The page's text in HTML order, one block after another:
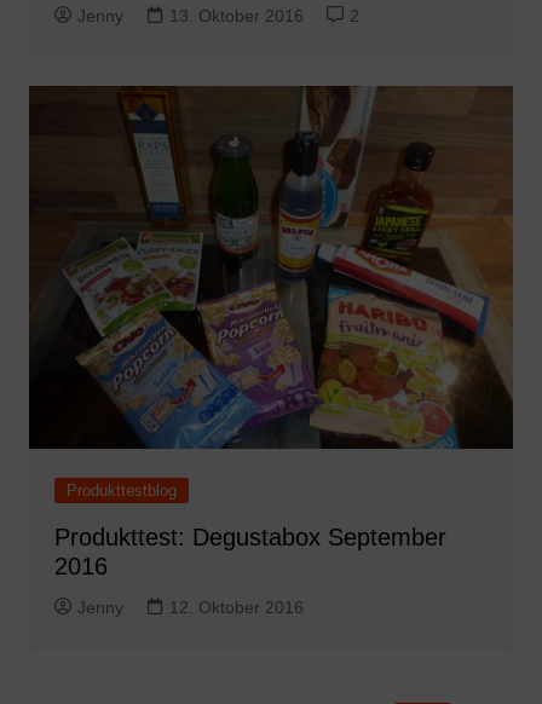
Jenny 13. Oktober 2016 2
Produkttestblog
Produkttest: Degustabox September
2016
Jenny 12. Oktober 2016